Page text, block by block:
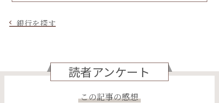
銀行を探す
読者アンケート
この記事の感想